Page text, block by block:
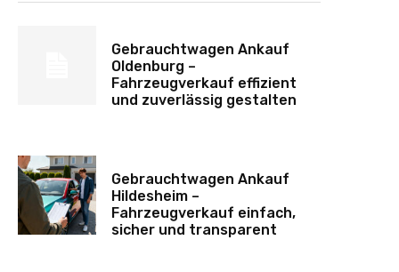
Gebrauchtwagen Ankauf
Oldenburg –
Fahrzeugverkauf effizient
und zuverlässig gestalten
Gebrauchtwagen Ankauf
Hildesheim –
Fahrzeugverkauf einfach,
sicher und transparent